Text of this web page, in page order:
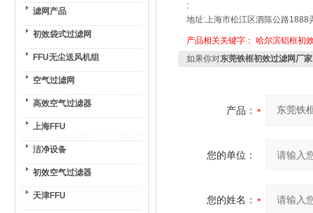
滤网产品
初效袋式过滤网
FFU无尘送风机组
空气过滤网
高效空气过滤器
上海FFU
洁净设备
初效空气过滤器
天津FFU
:
地址:上海市松江区泗陈公路1888
产品相关关键字： 哈尔滨铝框初
如果你对东莞铁框初效过滤网厂
产品：
您的单位：
您的姓名：